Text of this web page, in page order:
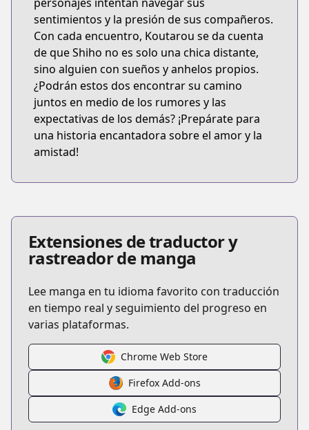
sentimientos y la presión de sus compañeros.
Con cada encuentro, Koutarou se da cuenta
de que Shiho no es solo una chica distante,
sino alguien con sueños y anhelos propios.
¿Podrán estos dos encontrar su camino
juntos en medio de los rumores y las
expectativas de los demás? ¡Prepárate para
una historia encantadora sobre el amor y la
amistad!
Extensiones de traductor y
rastreador de manga
Lee manga en tu idioma favorito con traducción
en tiempo real y seguimiento del progreso en
varias plataformas.
Chrome Web Store
Firefox Add-ons
Edge Add-ons